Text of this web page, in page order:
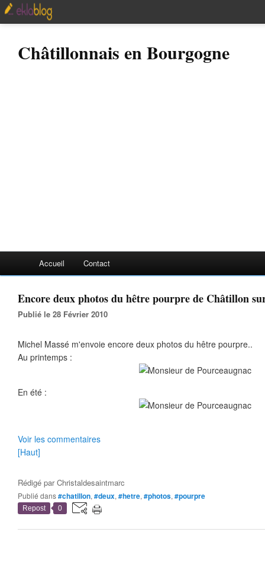
Châtillonnais en Bourgogne
Accueil Contact
Encore deux photos du hêtre pourpre de Châtillon
Publié le 28 Février 2010
Michel Massé m'envoie encore deux photos du hêtre pourpre..
Au printemps :
En été :
Voir les commentaires
[Haut]
Rédigé parChristaldesaintmarc
Publié dans#chatillon, #deux, #hetre, #photos, #pourpre
Repost 0